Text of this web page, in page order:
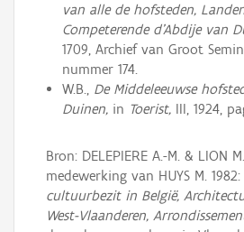
van alle de hofsteden,
Competerende d'Abdije van
1709, Archief van Groot
nummer 174.
W.B., De Middeleeuwse
Duinen,in Toerist,III, 1924,
Bron: DELEPIERE A.-M. & LION
medewerking van HUYS M. 1982:
cultuurbezit in België,
West-Vlaanderen,